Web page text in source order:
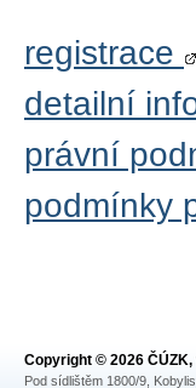
registrace
detailní
právní
podmínky
Copyright © 2026
Pod sídlištěm 1800/9,